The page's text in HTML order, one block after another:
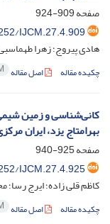
صفحه909-924
IJCM.27.4.909
هادی پیروج؛ زهرا
چکیده مقاله اصل مقاله
کانی‌شناسی و زمین
بهرامتاج یزد، ایران
صفحه925-940
IJCM.27.4.925
کاظم قلی زاده؛ ایرج رسا؛
چکیده مقاله اصل مقاله